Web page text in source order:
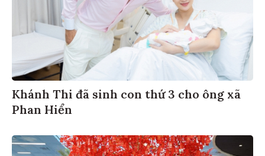
Khánh Thi đã sinh con thứ 3 cho ông xã
Phan Hiển